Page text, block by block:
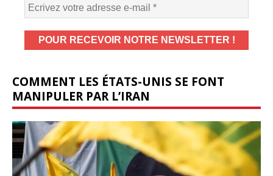
COMMENT LES ÉTATS-UNIS SE FONT
MANIPULER PAR L’IRAN